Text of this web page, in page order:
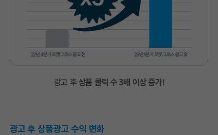
광고 후상품 클릭 수 3배 이상 증가!
광고 후 상품광고 수익 변화